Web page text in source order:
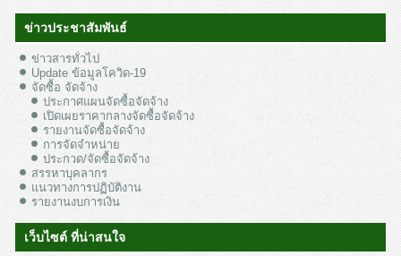
ข่าวประชาสัมพันธ์
ข่าวสารทั่วไป
Update ข้อมูลโควิด-19
จัดซื้อ จัดจ้าง
ประกาศแผนจัดซื้อจัดจ้าง
เปิดเผยราคากลางจัดซื้อจัดจ้าง
รายงานจัดซื้อจัดจ้าง
การจัดจำหน่าย
ประกวด/จัดซื้อจัดจ้าง
สรรหาบุคลากร
แนวทางการปฏิบัติงาน
รายงานงบการเงิน
เว็บไซต์ ที่น่าสนใจ